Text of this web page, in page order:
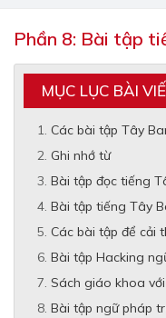
Phần 8: Bài tập
MỤC LỤC BÀI
Các bài tập Tây
Ghi nhớ từ
Bài tập đọc tiếng
Bài tập tiếng Tây
Các bài tập để cải
Bài tập Hacking
Sách giáo khoa
Bài tập ngữ pháp